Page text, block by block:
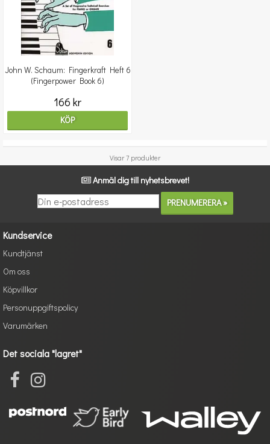
John W. Schaum: Fingerkraft Heft 6
(Fingerpower Book 6)
166 kr
KÖP
Visar 7 produkter
Anmäl dig till nyhetsbrevet!
Kundservice
Kundtjänst
Om oss
Köpvillkor
Personuppgiftspolicy
Varumärken
Det sociala "lagret"